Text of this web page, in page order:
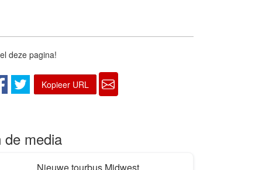
deze pagina!
Kopieer URL
de media